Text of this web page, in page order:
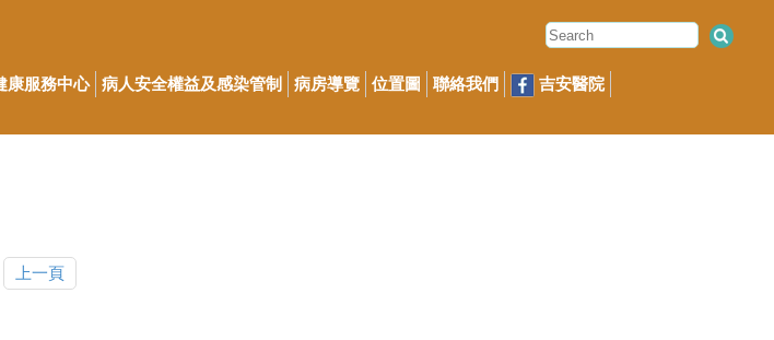
康服務中心 病人安全權益及感染管制 病房導覽 位置圖 聯絡我們
吉安醫院
上一頁